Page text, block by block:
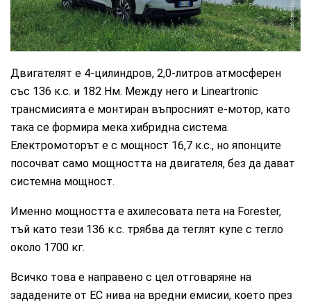
CarMarket.bg
Двигателят е 4-цилиндров, 2,0-литров атмосферен
със 136 к.с. и 182 Нм. Между него и Lineartronic
трансмисията е монтиран въпросният е-мотор, като
така се формира мека хибридна система.
Електромоторът е с мощност 16,7 к.с., но японците
посочват само мощността на двигателя, без да дават
системна мощност.
Именно мощността е ахилесовата пета на Forester,
тъй като тези 136 к.с. трябва да теглят купе с тегло
около 1700 кг.
Всичко това е направено с цел отговаряне на
зададените от ЕС нива на вредни емисии, което през